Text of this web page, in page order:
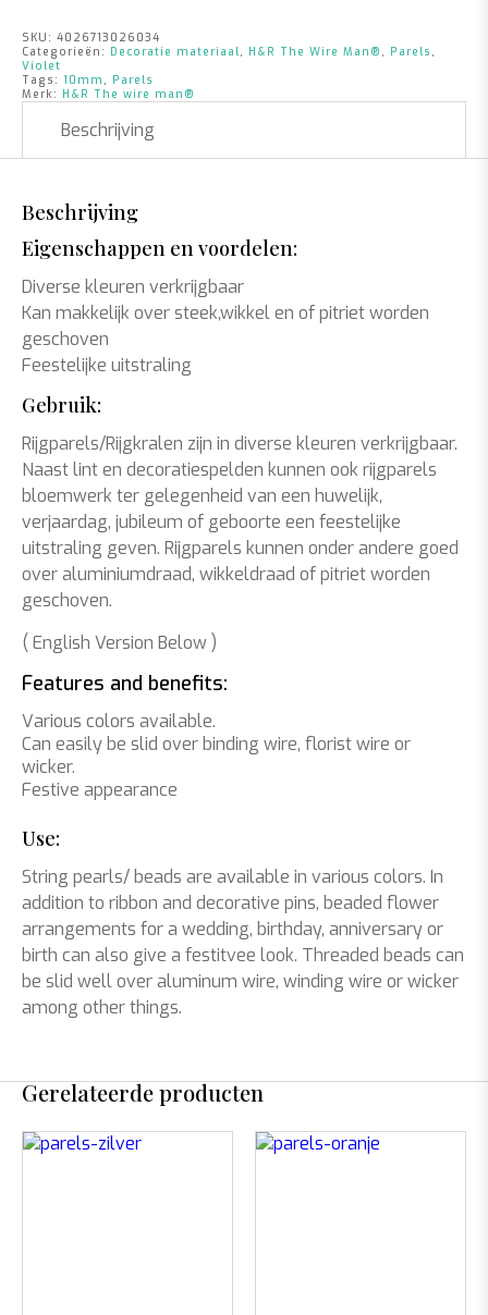
SKU: 4026713026034
Categorieën: Decoratie materiaal, H&R The Wire Man® , Parels ,
Violet
Tags: 10mm , Parels
Merk: H&R The wire man®
Beschrijving
Beschrijving
Eigenschappen en voordelen:
Diverse kleuren verkrijgbaar
Kan makkelijk over steek,wikkel en of pitriet worden
geschoven
Feestelijke uitstraling
Gebruik:
Rijgparels/Rijgkralen zijn in diverse kleuren verkrijgbaar.
Naast lint en decoratiespelden kunnen ook rijgparels
bloemwerk ter gelegenheid van een huwelijk,
verjaardag, jubileum of geboorte een feestelijke
uitstraling geven. Rijgparels kunnen onder andere goed
over aluminiumdraad, wikkeldraad of pitriet worden
geschoven.
( English Version Below )
Features and benefits:
Various colors available.
Can easily be slid over binding wire, florist wire or
wicker.
Festive appearance
Use:
String pearls/ beads are available in various colors. In
addition to ribbon and decorative pins, beaded flower
arrangements for a wedding, birthday, anniversary or
birth can also give a festitvee look. Threaded beads can
be slid well over aluminum wire, winding wire or wicker
among other things.
Gerelateerde producten